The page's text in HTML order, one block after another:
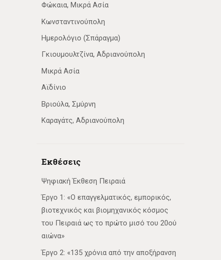
Φώκαια, Μικρά Ασία
Κωνσταντινούπολη
Ημερολόγιο (Σπάραγμα)
Γκιουμουλτζίνα, Αδριανούπολη
Μικρά Ασία
Αϊδίνιο
Βριούλα, Σμύρνη
Καραγάτς, Αδριανούπολη
Εκθέσεις
Ψηφιακή Έκθεση Πειραιά
Έργο 1: «Ο επαγγελματικός, εμπορικός,
βιοτεχνικός και βιομηχανικός κόσμος
του Πειραιά ως το πρώτο μισό του 20ού
αιώνα»
Έργο 2: «135 χρόνια από την αποξήρανση